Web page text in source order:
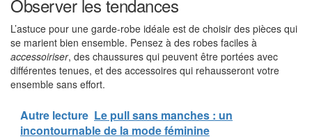
Observer les tendances
L’astuce pour une garde-robe idéale est de choisir des pièces qui
se marient bien ensemble. Pensez à des robes faciles à
accessoiriser, des chaussures qui peuvent être portées avec
différentes tenues, et des accessoires qui rehausseront votre
ensemble sans effort.
Autre lecture Le pull sans manches : un
incontournable de la mode féminine